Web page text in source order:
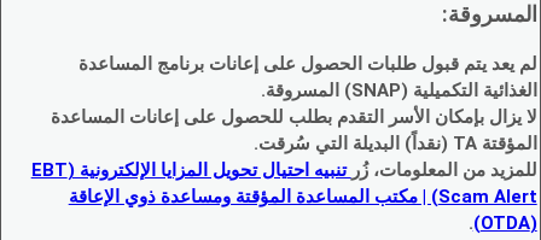
المسروقة:
لم يعد يتم قبول طلبات الحصول على إعانات برنامج المساعدة
الغذائية التكميلية (SNAP) المسروقة.
لا يزال بإمكان الأسر التقدم بطلب للحصول على إعانات المساعدة
المؤقتة TA (نقداً) البديلة التي سُرقت.
للمزيد من المعلومات، زُر
تنبيه احتيال تحويل المزايا الإلكترونية (EBT
Scam Alert) | مكتب المساعدة المؤقتة ومساعدة ذوي الإعاقة
(OTDA)
.